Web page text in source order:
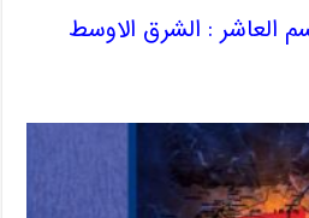
العاشر : الشرق الاوسط